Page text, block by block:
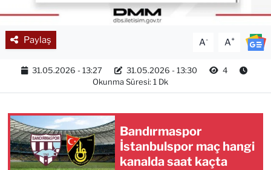
Paylaş A- A+
31.05.2026 - 13:27 31.05.2026 - 13:30
4
Okunma Süresi: 1 Dk
Bandırmaspor
İstanbulspor maç hangi
kanalda saat kaçta